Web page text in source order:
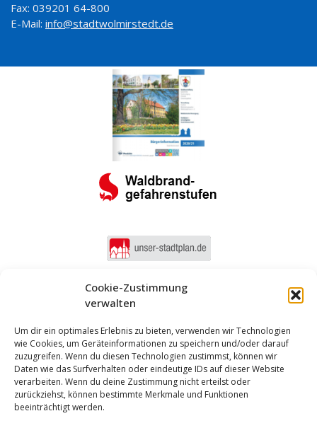
Cookie-Zustimmung
verwalten
Um dir ein optimales Erlebnis zu bieten, verwenden wir Technologien
wie Cookies, um Geräteinformationen zu speichern und/oder darauf
zuzugreifen. Wenn du diesen Technologien zustimmst, können wir
Daten wie das Surfverhalten oder eindeutige IDs auf dieser Website
verarbeiten. Wenn du deine Zustimmung nicht erteilst oder
zurückziehst, können bestimmte Merkmale und Funktionen
beeinträchtigt werden.
Fax: 039201 64-800
E-Mail: info@stadtwolmirstedt.de